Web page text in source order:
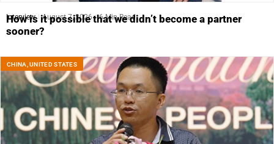
Interview August 7, 2026 6 Min Read
How is it possible that we didn’t become a partner
sooner?
CHINA ,UNITED STATES